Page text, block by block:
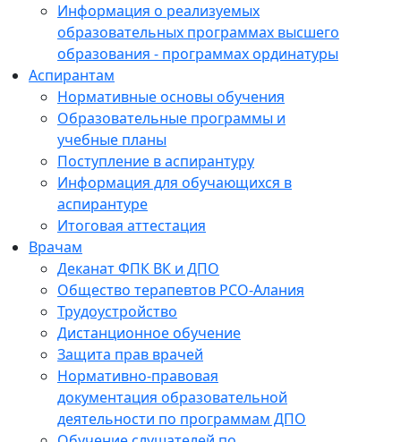
Информация о реализуемых
образовательных программах высшего
образования - программах ординатуры
Аспирантам
Нормативные основы обучения
Образовательные программы и
учебные планы
Поступление в аспирантуру
Информация для обучающихся в
аспирантуре
Итоговая аттестация
Врачам
Деканат ФПК ВК и ДПО
Общество терапевтов РСО-Алания
Трудоустройство
Дистанционное обучение
Защита прав врачей
Нормативно-правовая
документация образовательной
деятельности по программам ДПО